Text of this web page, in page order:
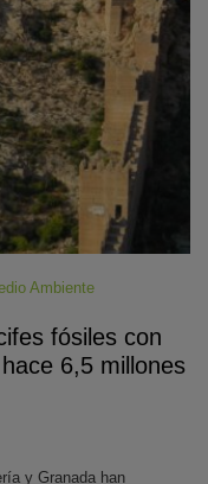
Ambiente
fósiles con
6,5 millones
y Granada han